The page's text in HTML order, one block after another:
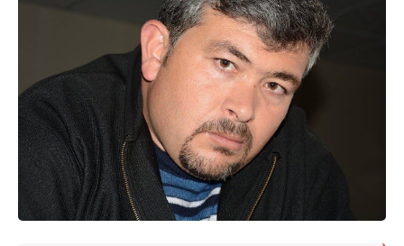
شخصيات
ذاكرة كوباني
مواهب جديدة
منوعات
على مقام سبا
فيديوهات